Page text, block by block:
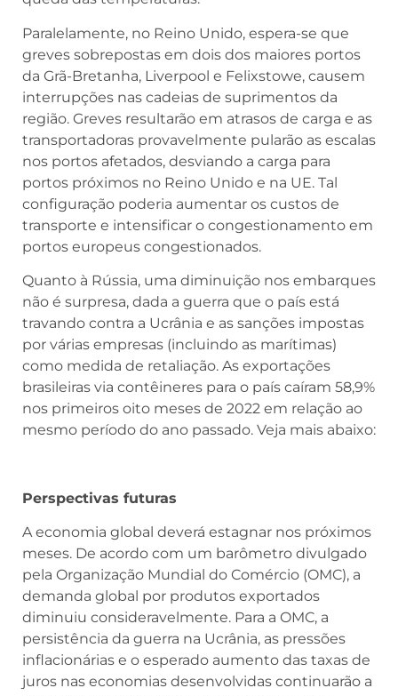
Paralelamente, no Reino Unido, espera-se que
greves sobrepostas em dois dos maiores portos
da Grã-Bretanha, Liverpool e Felixstowe, causem
interrupções nas cadeias de suprimentos da
região. Greves resultarão em atrasos de carga e as
transportadoras provavelmente pularão as escalas
nos portos afetados, desviando a carga para
portos próximos no Reino Unido e na UE. Tal
configuração poderia aumentar os custos de
transporte e intensificar o congestionamento em
portos europeus congestionados.
Quanto à Rússia, uma diminuição nos embarques
não é surpresa, dada a guerra que o país está
travando contra a Ucrânia e as sanções impostas
por várias empresas (incluindo as marítimas)
como medida de retaliação. As exportações
brasileiras via contêineres para o país caíram 58,9%
nos primeiros oito meses de 2022 em relação ao
mesmo período do ano passado. Veja mais abaixo:
A economia global deverá estagnar nos próximos
meses. De acordo com um barômetro divulgado
pela Organização Mundial do Comércio (OMC), a
demanda global por produtos exportados
diminuiu consideravelmente. Para a OMC, a
persistência da guerra na Ucrânia, as pressões
inflacionárias e o esperado aumento das taxas de
juros nas economias desenvolvidas continuarão a
desencadear incertezas no comércio global.